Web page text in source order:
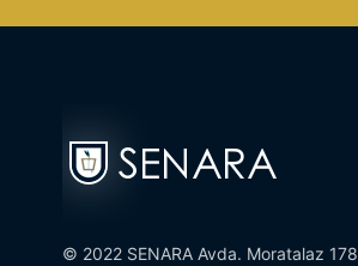
© 2022 SENARA Avda. Moratalaz 178